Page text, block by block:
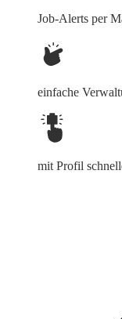
Job-Alerts per
einfache
mit Profil